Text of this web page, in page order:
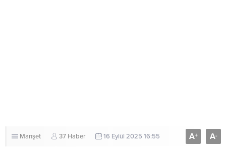
Manşet 37 Haber 16 Eylül 2025 16:55 A+ A-